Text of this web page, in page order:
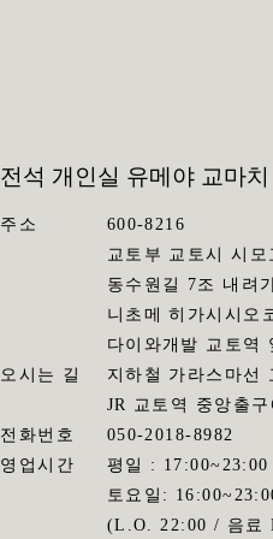
전석 개인실 유메야 교마
주소
600-8216
교토부 교토시 시모
동수원길 7조 내려
니초메 히가시시오
다이와개발 교토역
오시는 길
지하철 가라스마선
JR 교토역 중앙출
전화번호
050-2018-8982
영업시간
평일 : 17:00~23:00
토요일:
(L.O. 22:00 / 음료